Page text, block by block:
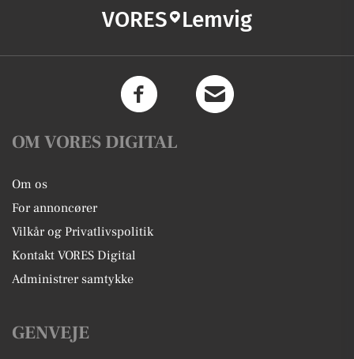
VORES Lemvig
OM VORES DIGITAL
Om os
For annoncører
Vilkår og Privatlivspolitik
Kontakt VORES Digital
Administrer samtykke
GENVEJE